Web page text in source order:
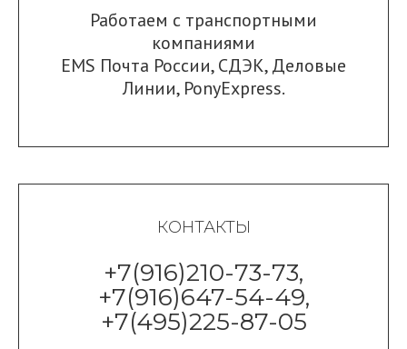
Работаем с транспортными
компаниями
EMS Почта России,СДЭК,Деловые
Линии, PonyExpress.
КОНТАКТЫ
+7(916)210-73-73,
+7(916)647-54-49,
+7(495)225-87-05